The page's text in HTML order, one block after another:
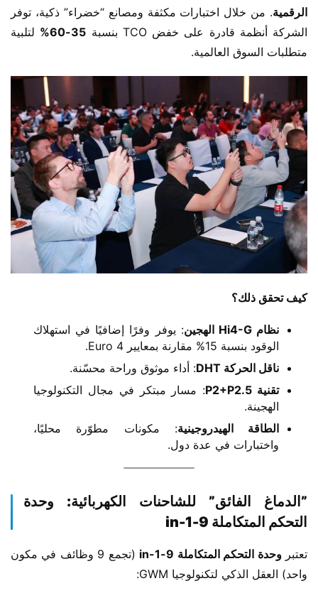
الرقمية​
الشركة أنظمة قادرة على خفض TCO بنسبة ​
​35-60%​
متطلبات السوق العالمية.
​كيف تحقق ذلك؟​
​نظام Hi4-G الهجين​
​: يوفر وفرًا إضافيًا في استهلاك
الوقود بنسبة 15% مقارنة بمعايير Euro 4.
​ناقل الحركة DHT​
​: أداء موثوق وراحة محسّنة.
​تقنية P2+P2.5​
​: مسار مبتكر في مجال التكنولوجيا
الهجينة.
​الطاقة الهيدروجينية​​: مكونات مطوّرة محليًا،
واختبارات في عدة دول.
​”الدماغ الفائق” للشاحنات الكهربائية: وحدة
التحكم المتكاملة 9-in-1​
تعتبر ​​وحدة التحكم المتكاملة 9-in-1​
واحد) العقل الذكي لتكنولوجيا GWM: